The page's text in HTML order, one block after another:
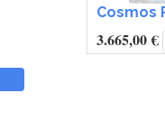
Cosmos
3.665,00€